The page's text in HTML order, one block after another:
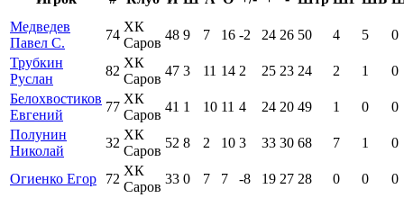
Медведев
Павел С.
74
ХК
Саров
48 9 7 16 -2 24 26 50 4 5
0
Трубкин
Руслан
82
ХК
Саров
47 3 11 14 2 25 23 24 2 1
0
Белохвостиков
Евгений
77
ХК
Саров
41 1 10 11 4 24 20 49 1 0
0
Полунин
Николай
32
ХК
Саров
52 8 2 10 3 33 30 68 7 1 0
Огиенко Егор 72
ХК
Саров
33 0 7 7 -8 19 27 28 0 0
0